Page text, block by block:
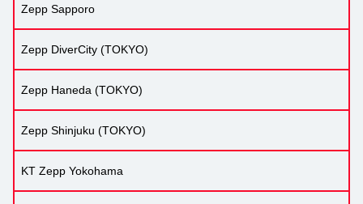
Zepp Sapporo
Zepp DiverCity (TOKYO)
Zepp Haneda (TOKYO)
Zepp Shinjuku (TOKYO)
KT Zepp Yokohama